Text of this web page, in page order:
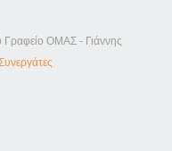
Γραφείο ΟΜΑΣ - Γιάννης